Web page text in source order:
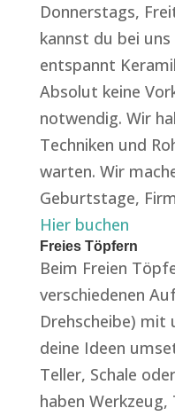
Donnerstags,
kannst du bei
entspannt
Absolut keine
notwendig. Wir
Techniken und
warten. Wir
Geburtstage,
Hier buchen
Freies Töpfern
Beim Freien
verschiedenen
Drehscheibe) mit
deine Ideen
Teller, Schale
haben